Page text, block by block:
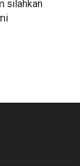
silahkan